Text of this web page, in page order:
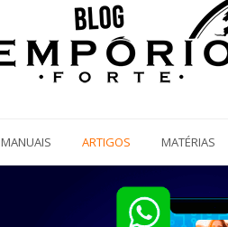
MANUAIS ARTIGOS MATÉRIAS